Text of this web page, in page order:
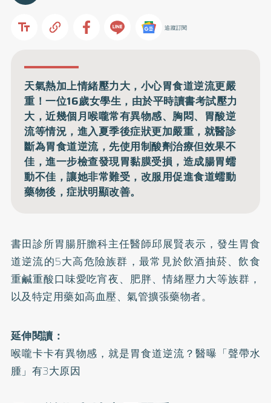
追蹤訂閱
天氣熱加上情緒壓力大，小心胃食道逆流更嚴
重！一位16歲女學生，由於平時讀書考試壓力
大，近幾個月喉嚨常有異物感、胸悶、胃酸逆
流等情況，進入夏季後症狀更加嚴重，就醫診
斷為胃食道逆流，先使用制酸劑治療但效果不
佳，進一步檢查發現胃黏膜受損，造成腸胃蠕
動不佳，讓她非常難受，改服用促進食道蠕動
藥物後，症狀明顯改善。
書田診所胃腸肝膽科主任醫師邱展賢表示，發生胃食
道逆流的5大高危險族群，最常見於飲酒抽菸、飲食
重鹹重酸口味愛吃宵夜、肥胖、情緒壓力大等族群，
以及特定用藥如高血壓、氣管擴張藥物者。
延伸閱讀：
喉嚨卡卡有異物感，就是胃食道逆流？醫曝「聲帶水
腫」有3大原因